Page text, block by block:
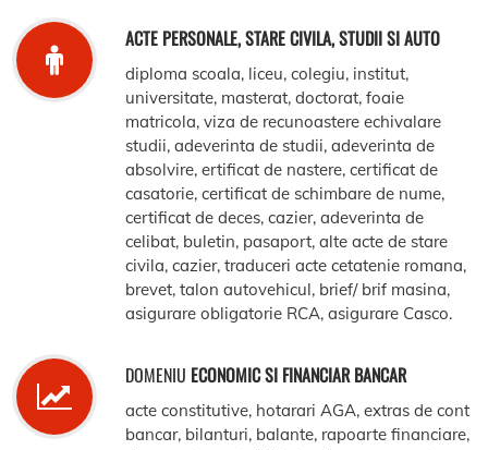
ACTE PERSONALE, STARE CIVILA, STUDII SI AUTO
diploma scoala, liceu, colegiu, institut,
universitate, masterat, doctorat, foaie
matricola, viza de recunoastere echivalare
studii, adeverinta de studii, adeverinta de
absolvire, ertificat de nastere, certificat de
casatorie, certificat de schimbare de nume,
certificat de deces, cazier, adeverinta de
celibat, buletin, pasaport, alte acte de stare
civila, cazier, traduceri acte cetatenie romana,
brevet, talon autovehicul, brief/ brif masina,
asigurare obligatorie RCA, asigurare Casco.
DOMENIU ECONOMIC SI FINANCIAR BANCAR
acte constitutive, hotarari AGA, extras de cont
bancar, bilanturi, balante, rapoarte financiare,